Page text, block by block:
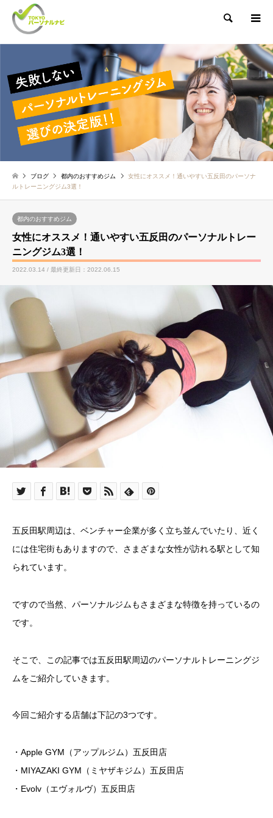
検索
ブログ 都内のおすすめジム
女性にオススメ！通いやすい五反田のパーソナ
ルトレーニングジム3選！
都内のおすすめジム
女性にオススメ！通いやすい五反田のパーソナルトレー
ニングジム3選！
2022.03.14 / 最終更新日：2022.06.15
五反田駅周辺は、ベンチャー企業が多く立ち並んでいたり、近く
には住宅街もありますので、さまざまな女性が訪れる駅として知
られています。
ですので当然、パーソナルジムもさまざまな特徴を持っているの
です。
そこで、この記事では五反田駅周辺のパーソナルトレーニングジ
ムをご紹介していきます。
今回ご紹介する店舗は下記の3つです。
・Apple GYM（アップルジム）五反田店
・MIYAZAKI GYM（ミヤザキジム）五反田店
・Evolv（エヴォルヴ）五反田店